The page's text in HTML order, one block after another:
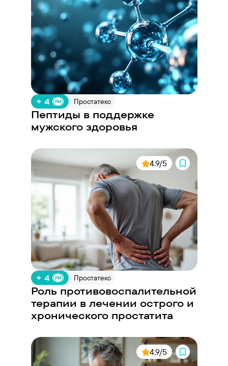
+ 4 Простатекс
Пептиды в поддержке
мужского здоровья
4.9/5
+ 4 Простатекс
Роль противовоспалительной
терапии в лечении острого и
хронического простатита
4.9/5